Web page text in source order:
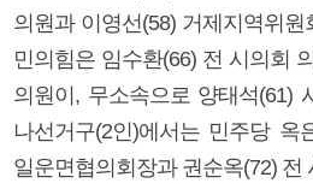
의원과 이영선(58) 거제지역위
민의힘은 임수환(66) 전 시의회
의원이, 무소속으로 양태석(61)
나선거구(2인)에서는 민주당 옥
일운면협의회장과 권순옥(72) 전